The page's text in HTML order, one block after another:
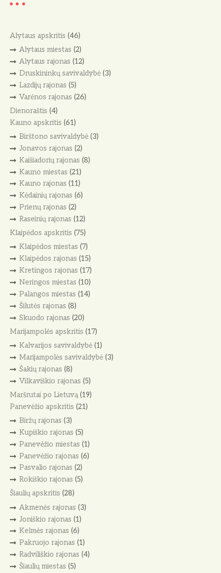
Alytaus apskritis (46)
Alytaus miestas (2)
Alytaus rajonas (12)
Druskininkų savivaldybė(3)
Lazdijų rajonas (5)
Varėnos rajonas (26)
Dienoraštis (4)
Kauno apskritis (61)
Birštono savivaldybė(3)
Jonavos rajonas (2)
Kaišiadorių rajonas (8)
Kauno miestas (21)
Kauno rajonas (11)
Kėdainių rajonas (6)
Prienų rajonas (2)
Raseinių rajonas (12)
Klaipėdos apskritis (75)
Klaipėdos miestas (7)
Klaipėdos rajonas (15)
Kretingos rajonas (17)
Neringos miestas (10)
Palangos miestas (14)
Šilutės rajonas (8)
Skuodo rajonas (20)
Marijampolės apskritis (17)
Kalvarijos savivaldybė(1)
Marijampolės savivaldybė(3)
Šakių rajonas (8)
Vilkaviškio rajonas (5)
Maršrutai po Lietuvą(19)
Panevėžio apskritis (21)
Biržų rajonas (3)
Kupiškio rajonas (5)
Panevėžio miestas (1)
Panevėžio rajonas (6)
Pasvalio rajonas (2)
Rokiškio rajonas (5)
Šiaulių apskritis (28)
Akmenės rajonas (3)
Joniškio rajonas (1)
Kelmės rajonas (6)
Pakruojo rajonas (1)
Radviliškio rajonas (4)
Šiaulių miestas (5)